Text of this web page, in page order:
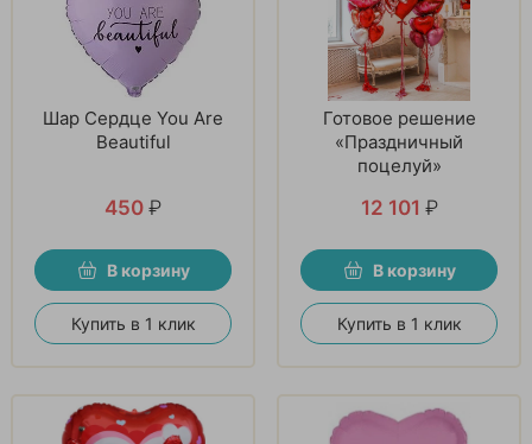
Шар Сердце You Are
Beautiful
450 ₽
В корзину
Купить в 1 клик
Готовое решение
«Праздничный
поцелуй»
12 101 ₽
В корзину
Купить в 1 клик